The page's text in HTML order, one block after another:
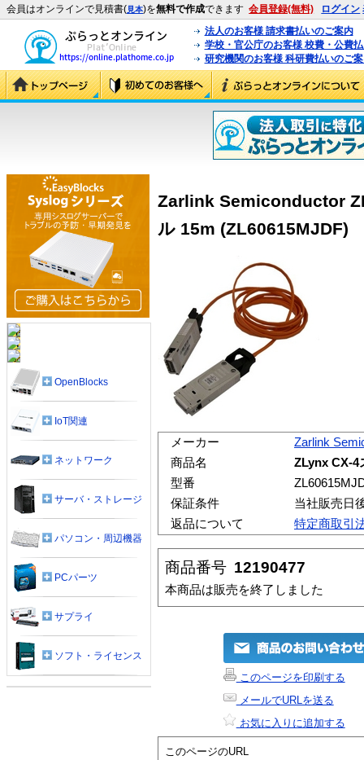
会員はオンラインで見積書(見本)を無料で作成できます 会員登録(無料) ログイン
法人のお客様 請求書払いのご案内
学校・官公庁のお客様 校費・公費
研究機関のお客様 科研費払いのご
Zarlink Semiconductor
ル 15m (ZL60615MJDF)
メーカー
Zarlink
商品名
ZLynx CX-4
型番
保証条件
当社販売日
返品について
特定商取引
商品番号 12190477
本商品は販売を終了しました
このページを印刷する
メールでURLを送る
お気に入りに追加する
このページのURL
OpenBlocks
IoT関連
ネットワーク
サーバ・ストレージ
パソコン・周辺機器
PCパーツ
サプライ
ソフト・ライセンス